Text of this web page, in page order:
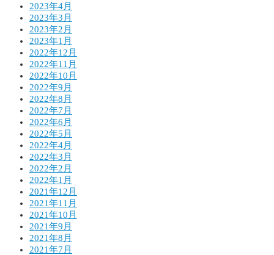
2023年4月
2023年3月
2023年2月
2023年1月
2022年12月
2022年11月
2022年10月
2022年9月
2022年8月
2022年7月
2022年6月
2022年5月
2022年4月
2022年3月
2022年2月
2022年1月
2021年12月
2021年11月
2021年10月
2021年9月
2021年8月
2021年7月